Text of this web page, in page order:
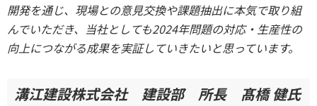
開発を通じ、現場との意見交換や課題抽出に本気で取り組
んでいただき、当社としても2024年問題の対応・生産性の
向上につながる成果を実証していきたいと思っています。
溝江建設株式会社 建設部 所長 髙橋 健氏